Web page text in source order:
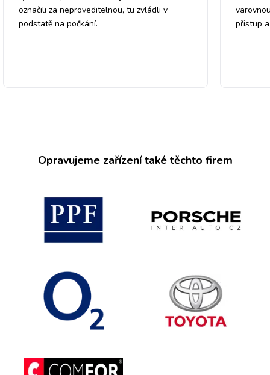
označili za neproveditelnou, tu zvládli v
podstatě na počkání.
přistup
Opravujeme zařízení také těchto firem